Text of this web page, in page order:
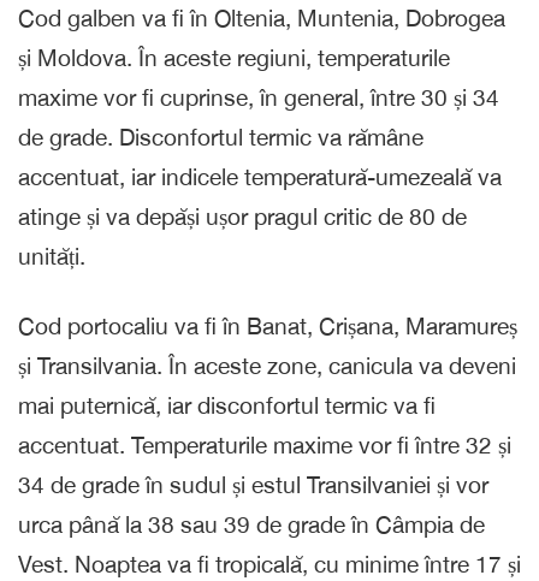
Cod galben va fi în Oltenia, Muntenia, Dobrogea
și Moldova. În aceste regiuni, temperaturile
maxime vor fi cuprinse, în general, între 30 și 34
de grade. Disconfortul termic va rămâne
accentuat, iar indicele temperatură-umezeală va
atinge și va depăși ușor pragul critic de 80 de
unități.
Cod portocaliu va fi în Banat, Crișana, Maramureș
și Transilvania. În aceste zone, canicula va deveni
mai puternică, iar disconfortul termic va fi
accentuat. Temperaturile maxime vor fi între 32 și
34 de grade în sudul și estul Transilvaniei și vor
urca până la 38 sau 39 de grade în Câmpia de
Vest. Noaptea va fi tropicală, cu minime între 17 și